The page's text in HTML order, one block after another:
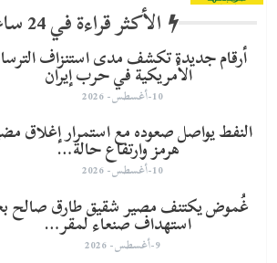
الأكثر قراءة في 24 ساعة
أرقام جديدة تكشف مدى استنزاف
الأمريكية في حرب إيران
10-أغسطس- 2026
النفط يواصل صعوده مع استمرار إغلاق
هرمز وارتفاع حالة…
10-أغسطس- 2026
غُموض يكتنف مصير شقيق طارق صالح
استهداف صنعاء لمقر…
9-أغسطس- 2026